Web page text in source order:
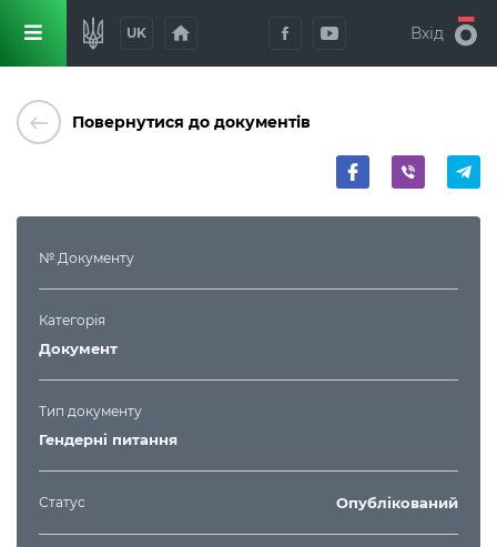
UK home Вхід
keyboard_backspace Повернутися до документів
№ Документу
Категорія
Документ
Тип документу
Гендерні питання
Статус Опублікований